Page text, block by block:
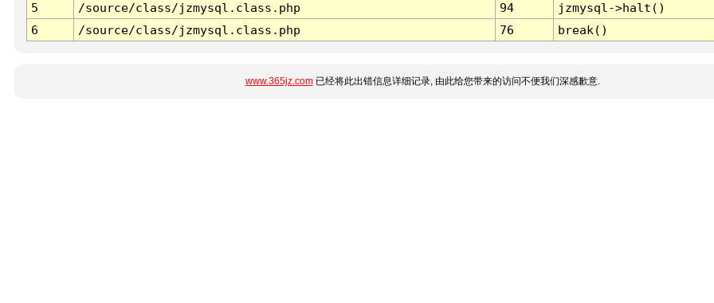
5
/source/class/jzmysql.class.php 94
jzmysql->halt()
6
/source/class/jzmysql.class.php 76 break()
www.365jz.com已经将此出错信息详细记录, 由此给您带来的访问不便我们深感歉意.